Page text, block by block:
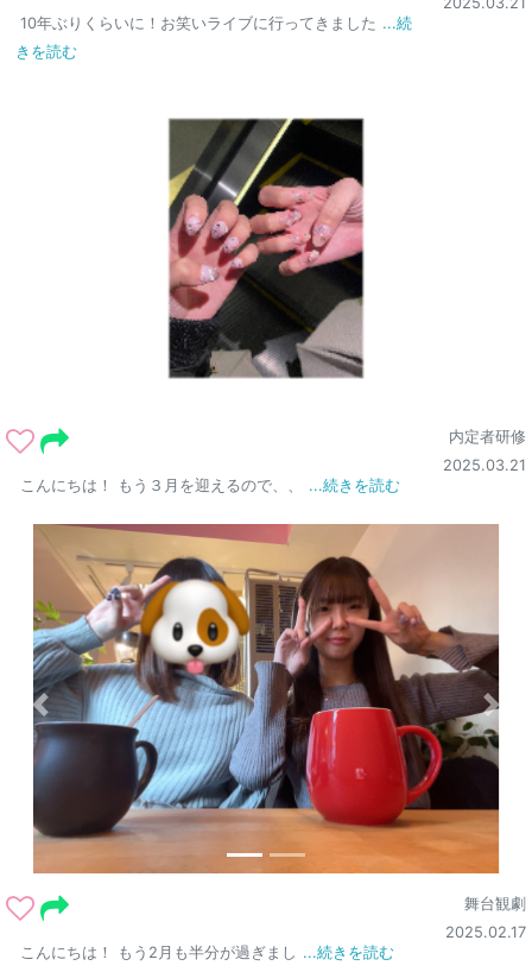
10年ぶりくらいに！お笑いライブに行ってきました ...続
きを読む
内定者研修
2025.03.21
こんにちは！ もう３月を迎えるので、、
...続きを読む
舞台観劇
2025.02.17
こんにちは！ もう2月も半分が過ぎまし ...続きを読む